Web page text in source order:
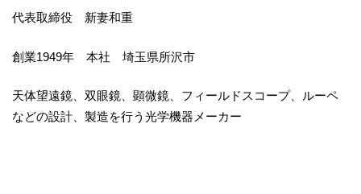
代表取締役 新妻和重
創業1949年 本社 埼玉県所沢市
天体望遠鏡、双眼鏡、顕微鏡、フィールドスコープ、ルーペ
などの設計、製造を行う光学機器メーカー